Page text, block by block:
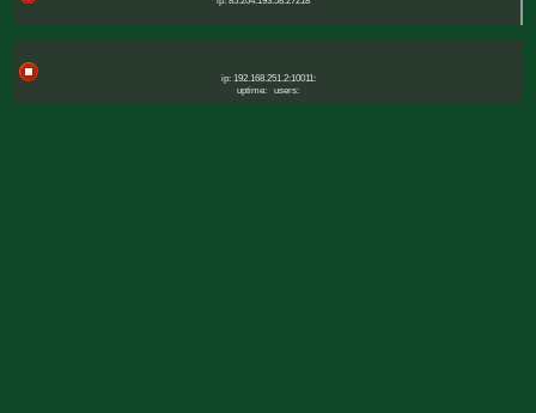
ip: 192.168.251.2:10011:
uptime:
users: